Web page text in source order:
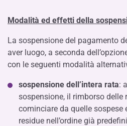
Modalità ed effetti della
La sospensione del pagamento
aver luogo, a seconda
con le seguenti modalità
sospensione dell’intera rata:
sospensione, il rimborso delle
cominciare da quelle sospese
residue nell’ordine già